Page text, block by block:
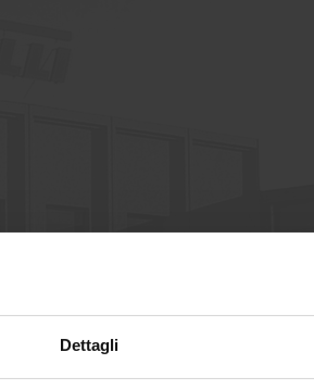
Dettagli